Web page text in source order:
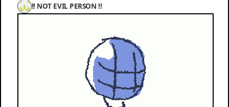
!! NOT EVIL PERSON !!